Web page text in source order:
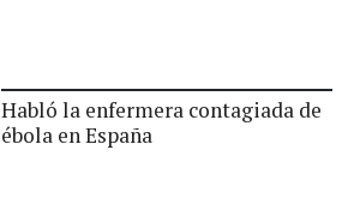
Habló la enfermera contagiada de
ébola en España